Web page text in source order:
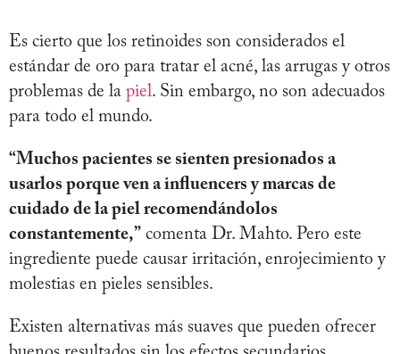
Es cierto que los retinoides son considerados el
estándar de oro para tratar el acné, las arrugas y otros
problemas de la piel. Sin embargo, no son adecuados
para todo el mundo.
“Muchos pacientes se sienten presionados a
usarlos porque ven a influencers y marcas de
cuidado de la piel recomendándolos
constantemente,” comenta Dr. Mahto. Pero este
ingrediente puede causar irritación, enrojecimiento y
molestias en pieles sensibles.
Existen alternativas más suaves que pueden ofrecer